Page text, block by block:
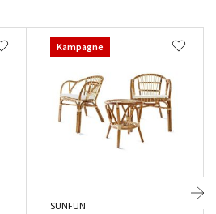
Kampagne
SUNFUN